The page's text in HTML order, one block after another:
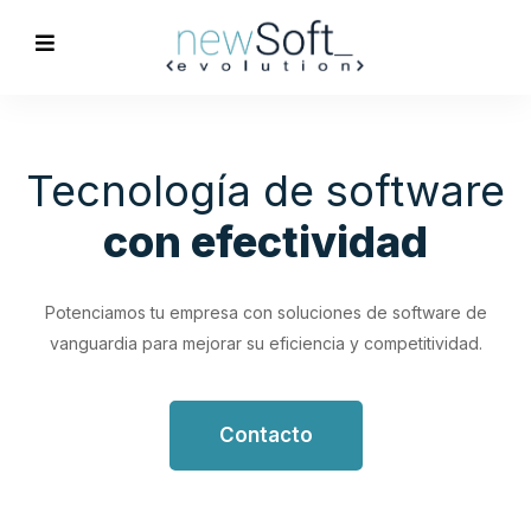
Optimización de
Procesos
Empresariales
trabajo.